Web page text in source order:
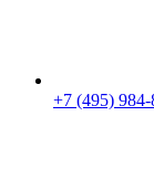
+7 (495) 984-